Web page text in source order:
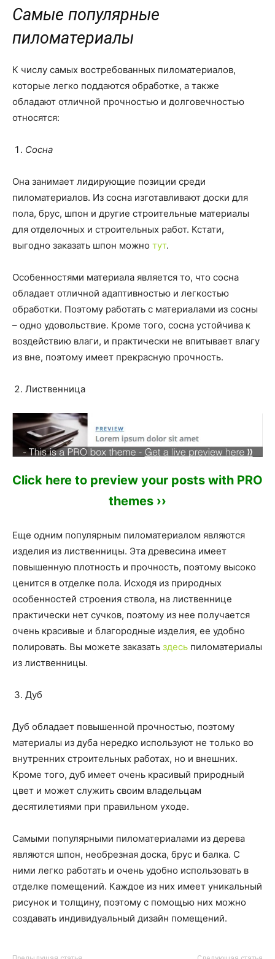
Самые популярные
пиломатериалы
К числу самых востребованных пиломатериалов,
которые легко поддаются обработке, а также
обладают отличной прочностью и долговечностью
относятся:
Сосна
Она занимает лидирующие позиции среди
пиломатериалов. Из сосна изготавливают доски для
пола, брус, шпон и другие строительные материалы
для отделочных и строительных работ. Кстати,
выгодно заказать шпон можно тут.
Особенностями материала является то, что сосна
обладает отличной адаптивностью и легкостью
обработки. Поэтому работать с материалами из сосны
– одно удовольствие. Кроме того, сосна устойчива к
воздействию влаги, и практически не впитывает влагу
из вне, поэтому имеет прекрасную прочность.
Лиственница
Click here to preview your posts with PRO
themes ››
Еще одним популярным пиломатериалом являются
изделия из лиственницы. Эта древесина имеет
повышенную плотность и прочность, поэтому высоко
ценится в отделке пола. Исходя из природных
особенностей строения ствола, на лиственнице
практически нет сучков, поэтому из нее получается
очень красивые и благородные изделия, ее удобно
полировать. Вы можете заказать здесь пиломатериалы
из лиственницы.
Дуб
Дуб обладает повышенной прочностью, поэтому
материалы из дуба нередко используют не только во
внутренних строительных работах, но и внешних.
Кроме того, дуб имеет очень красивый природный
цвет и может служить своим владельцам
десятилетиями при правильном уходе.
Самыми популярными пиломатериалами из дерева
являются шпон, необрезная доска, брус и балка. С
ними легко работать и очень удобно использовать в
отделке помещений. Каждое из них имеет уникальный
рисунок и толщину, поэтому с помощью них можно
создавать индивидуальный дизайн помещений.